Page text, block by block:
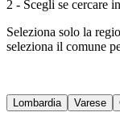
2 - Scegli se cercare
Seleziona solo la
seleziona il comune
Lombardia Varese